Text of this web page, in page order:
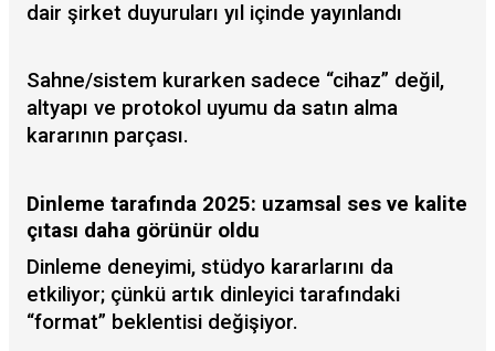
dair şirket duyuruları yıl içinde yayınlandı
Sahne/sistem kurarken sadece “cihaz” değil,
altyapı ve protokol uyumu da satın alma
kararının parçası.
Dinleme tarafında 2025: uzamsal ses ve kalite
çıtası daha görünür oldu
Dinleme deneyimi, stüdyo kararlarını da
etkiliyor; çünkü artık dinleyici tarafındaki
“format” beklentisi değişiyor.